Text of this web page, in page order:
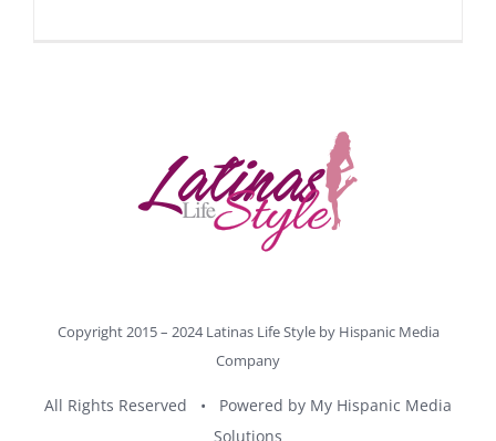
Copyright 2015 – 2024 Latinas Life Style by Hispanic Media
Company
All Rights Reserved • Powered by My Hispanic Media
Solutions